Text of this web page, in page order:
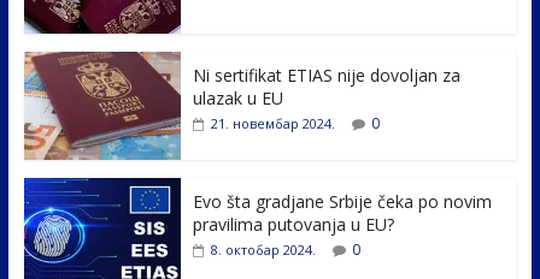
o
k
Ni sertifikat ETIAS nije dovoljan za
ulazak u EU
21. новембар 2024. 0
Evo šta gradjane Srbije čeka po novim
pravilima putovanja u EU?
8. октобар 2024. 0